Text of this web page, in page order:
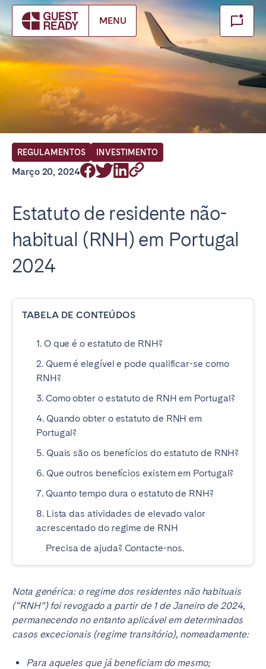
MENU
Make booking
REGULAMENTOS INVESTIMENTO
Março 20, 2024
Estatuto de residente não-
habitual (RNH) em Portugal
2024
TABELA DE CONTEÚDOS
1. O que é o estatuto de RNH?
2. Quem é elegível e pode qualificar-se como
RNH?
3. Como obter o estatuto de RNH em Portugal?
4. Quando obter o estatuto de RNH em
Portugal?
5. Quais são os benefícios do estatuto de RNH?
6. Que outros benefícios existem em Portugal?
7. Quanto tempo dura o estatuto de RNH?
8. Lista das atividades de elevado valor
acrescentado do regime de RNH
Precisa de ajuda? Contacte-nos.
Nota genérica: o regime dos residentes não habituais
(“RNH”) foi revogado a partir de 1 de Janeiro de 2024,
permanecendo no entanto aplicável em determinados
casos excecionais (regime transitório), nomeadamente:
Para aqueles que já beneficiam do mesmo;
Fechar
Encontre a sua localização
PT There appear to be no locations available for your
selected service and language. Please switch to English